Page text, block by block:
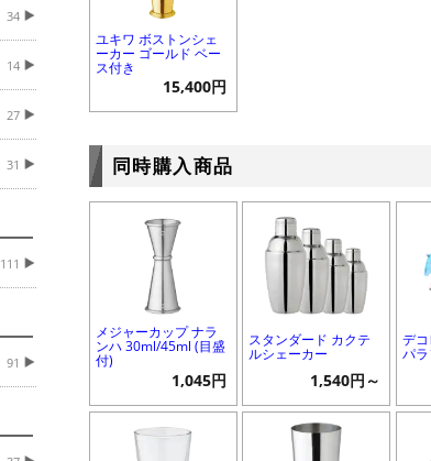
34
14
27
31
111
91
ユキワ ボストンシェ
ーカー ゴールド ベー
ス付き
15,400円
同時購入商品
メジャーカップ ナラ
ンハ 30ml/45ml (目盛
付)
1,045円
スタンダード カクテ
ルシェーカー
1,540円～
デ
パ